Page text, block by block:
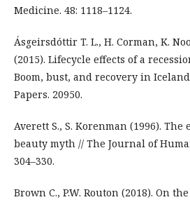
Medicine. 48: 1118–1124.
Ásgeirsdóttir T. L., H. Corman, K.
(2015). Lifecycle effects of a
Boom, bust, and recovery in
Papers. 20950.
Averett S., S. Korenman (1996).
beauty myth // The Journal of
304–330.
Brown C., P.W. Routon (2018). On